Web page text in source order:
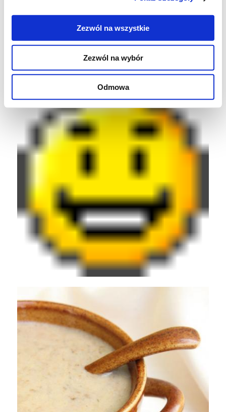
Zezwól na wszystkie
Zezwól na wybór
Odmowa
wody.
Doskonale smakuje z grzankami lub
groszkiem ptysiowym.
SMACZNEGO